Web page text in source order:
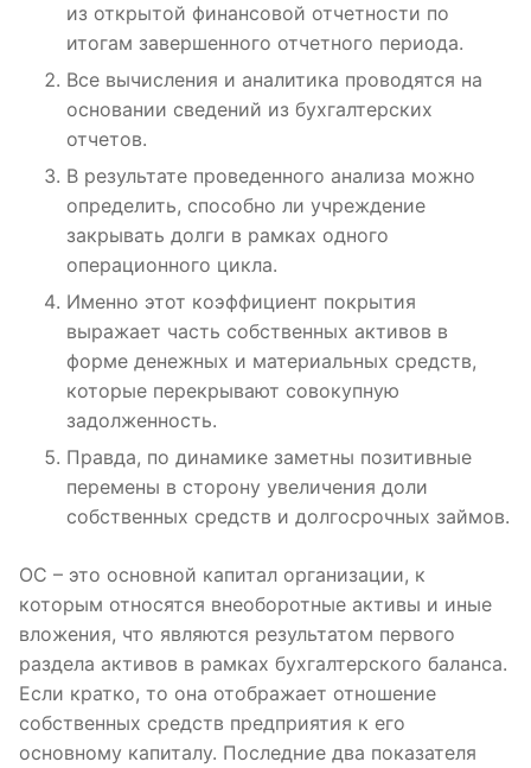
из открытой финансовой отчетности по
итогам завершенного отчетного периода.
Все вычисления и аналитика проводятся на
основании сведений из бухгалтерских
отчетов.
В результате проведенного анализа можно
определить, способно ли учреждение
закрывать долги в рамках одного
операционного цикла.
Именно этот коэффициент покрытия
выражает часть собственных активов в
форме денежных и материальных средств,
которые перекрывают совокупную
задолженность.
Правда, по динамике заметны позитивные
перемены в сторону увеличения доли
собственных средств и долгосрочных займов.
ОС – это основной капитал организации, к
которым относятся внеоборотные активы и иные
вложения, что являются результатом первого
раздела активов в рамках бухгалтерского баланса.
Если кратко, то она отображает отношение
собственных средств предприятия к его
основному капиталу. Последние два показателя